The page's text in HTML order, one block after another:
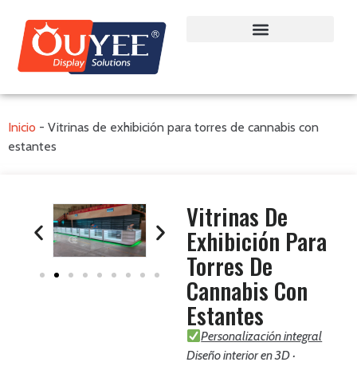
Inicio - Vitrinas de exhibición para torres de cannabis con
estantes
Vitrinas De
Exhibición Para
Torres De
Cannabis Con
Estantes
Personalización integral
Diseño interior en 3D ·